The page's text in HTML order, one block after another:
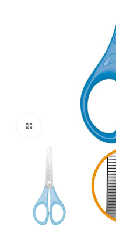
Click to enlarge